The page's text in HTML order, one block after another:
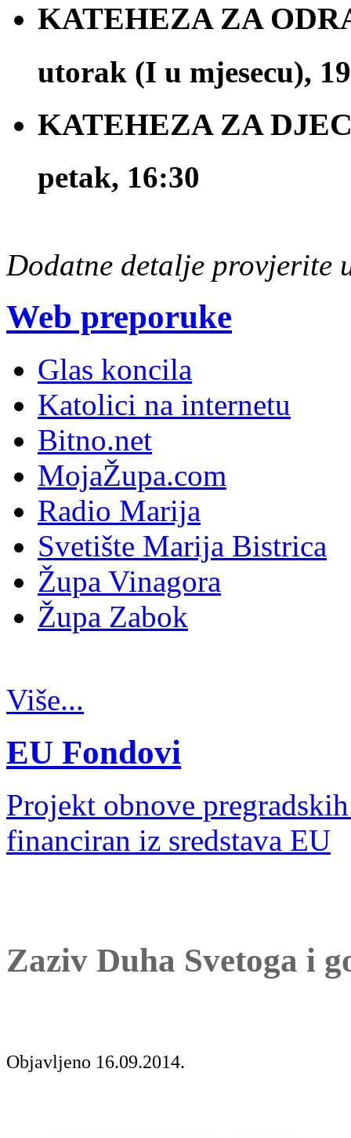
KATEHEZA ZA
utorak (I u mjesecu),
KATEHEZA ZA
petak, 16:30
Dodatne detalje provjerite
Web preporuke
Glas koncila
Katolici na internetu
Bitno.net
MojaŽupa.com
Radio Marija
Svetište Marija Bistrica
Župa Vinagora
Župa Zabok
Više...
EU Fondovi
Projekt obnove
financiran iz sredstava EU
Zaziv Duha Svetoga i
Objavljeno 16.09.2014.